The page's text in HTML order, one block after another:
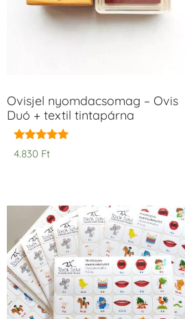
Ovisjel nyomdacsomag – Ovis
Duó + textil tintapárna
Értékelés:
5.00
4.830 Ft